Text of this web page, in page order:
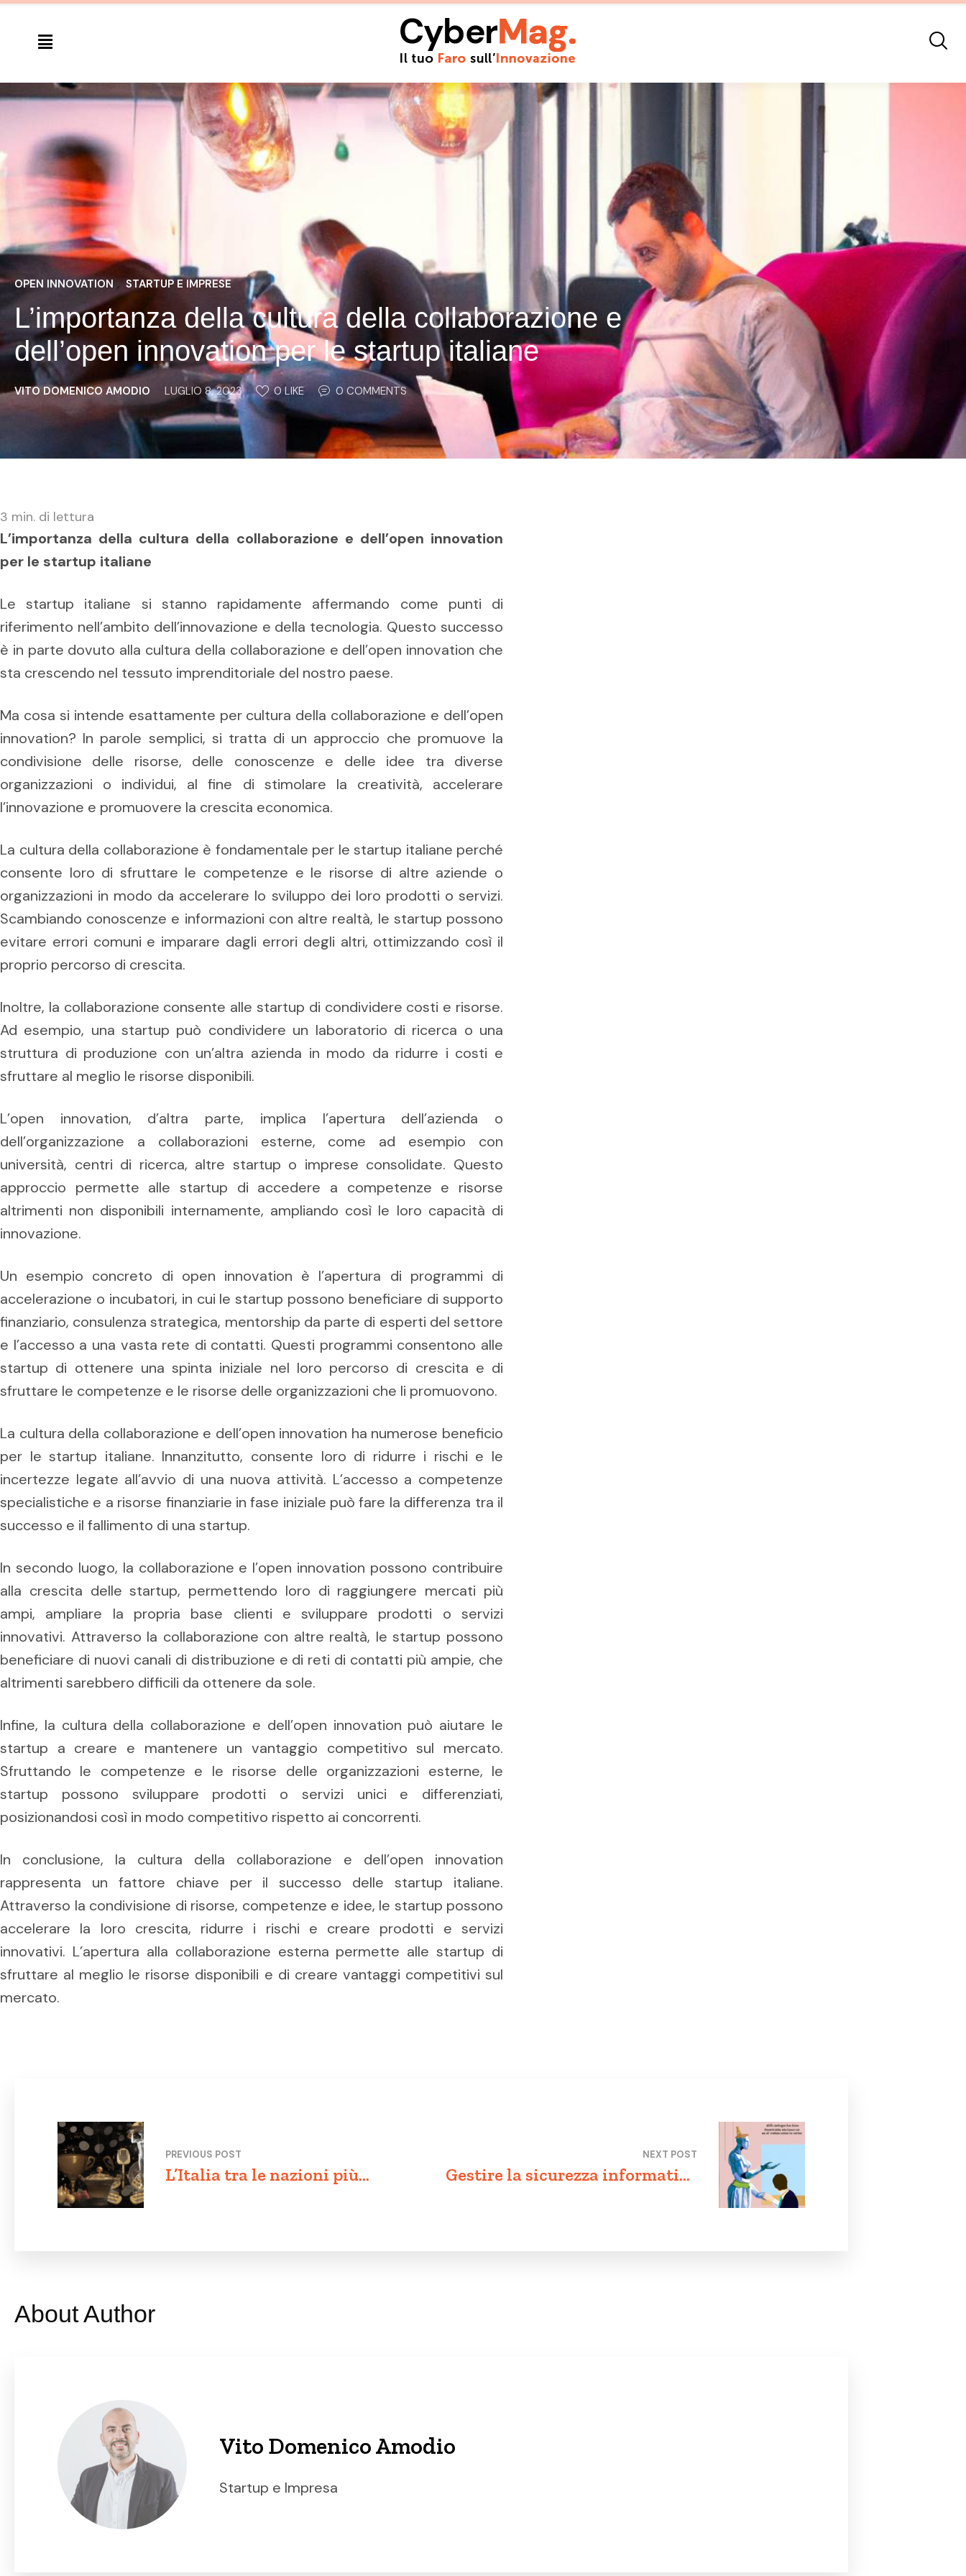
OPEN INNOVATION , STARTUP E IMPRESE
L’importanza della cultura della collaborazione e
dell’open innovation per le startup italiane
VITO DOMENICO AMODIO LUGLIO 8, 2023 0 LIKE 0 COMMENTS
3 min. di lettura
L’importanza della cultura della collaborazione e dell’open innovation
per le startup italiane
Le startup italiane si stanno rapidamente affermando come punti di
riferimento nell’ambito dell’innovazione e della tecnologia. Questo successo
è in parte dovuto alla cultura della collaborazione e dell’open innovation che
sta crescendo nel tessuto imprenditoriale del nostro paese.
Ma cosa si intende esattamente per cultura della collaborazione e dell’open
innovation? In parole semplici, si tratta di un approccio che promuove la
condivisione delle risorse, delle conoscenze e delle idee tra diverse
organizzazioni o individui, al fine di stimolare la creatività, accelerare
l’innovazione e promuovere la crescita economica.
La cultura della collaborazione è fondamentale per le startup italiane perché
consente loro di sfruttare le competenze e le risorse di altre aziende o
organizzazioni in modo da accelerare lo sviluppo dei loro prodotti o servizi.
Scambiando conoscenze e informazioni con altre realtà, le startup possono
evitare errori comuni e imparare dagli errori degli altri, ottimizzando così il
proprio percorso di crescita.
Inoltre, la collaborazione consente alle startup di condividere costi e risorse.
Ad esempio, una startup può condividere un laboratorio di ricerca o una
struttura di produzione con un’altra azienda in modo da ridurre i costi e
sfruttare al meglio le risorse disponibili.
L’open innovation, d’altra parte, implica l’apertura dell’azienda o
dell’organizzazione a collaborazioni esterne, come ad esempio con
università, centri di ricerca, altre startup o imprese consolidate. Questo
approccio permette alle startup di accedere a competenze e risorse
altrimenti non disponibili internamente, ampliando così le loro capacità di
innovazione.
Un esempio concreto di open innovation è l’apertura di programmi di
accelerazione o incubatori, in cui le startup possono beneficiare di supporto
finanziario, consulenza strategica, mentorship da parte di esperti del settore
e l’accesso a una vasta rete di contatti. Questi programmi consentono alle
startup di ottenere una spinta iniziale nel loro percorso di crescita e di
sfruttare le competenze e le risorse delle organizzazioni che li promuovono.
La cultura della collaborazione e dell’open innovation ha numerose beneficio
per le startup italiane. Innanzitutto, consente loro di ridurre i rischi e le
incertezze legate all’avvio di una nuova attività. L’accesso a competenze
specialistiche e a risorse finanziarie in fase iniziale può fare la differenza tra il
successo e il fallimento di una startup.
In secondo luogo, la collaborazione e l’open innovation possono contribuire
alla crescita delle startup, permettendo loro di raggiungere mercati più
ampi, ampliare la propria base clienti e sviluppare prodotti o servizi
innovativi. Attraverso la collaborazione con altre realtà, le startup possono
beneficiare di nuovi canali di distribuzione e di reti di contatti più ampie, che
altrimenti sarebbero difficili da ottenere da sole.
Infine, la cultura della collaborazione e dell’open innovation può aiutare le
startup a creare e mantenere un vantaggio competitivo sul mercato.
Sfruttando le competenze e le risorse delle organizzazioni esterne, le
startup possono sviluppare prodotti o servizi unici e differenziati,
posizionandosi così in modo competitivo rispetto ai concorrenti.
In conclusione, la cultura della collaborazione e dell’open innovation
rappresenta un fattore chiave per il successo delle startup italiane.
Attraverso la condivisione di risorse, competenze e idee, le startup possono
accelerare la loro crescita, ridurre i rischi e creare prodotti e servizi
innovativi. L’apertura alla collaborazione esterna permette alle startup di
sfruttare al meglio le risorse disponibili e di creare vantaggi competitivi sul
mercato.
PREVIOUS POST
L’Italia tra le nazioni più
NEXT POST
Gestire la sicurezza informatica
About Author
Vito Domenico Amodio
Startup e Impresa